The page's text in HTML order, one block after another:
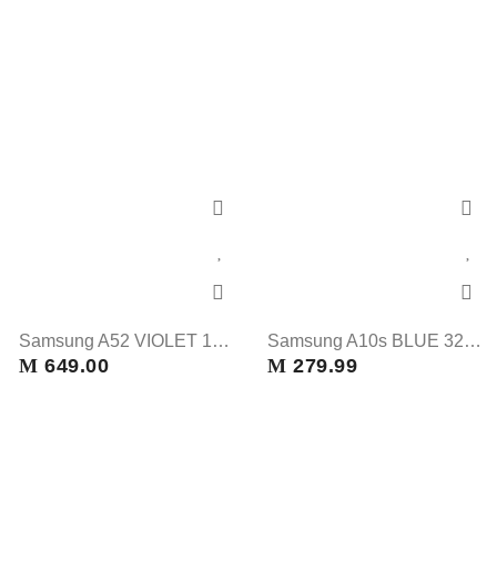
Samsung A52 VIOLET 128 GB
M 649.00
Samsung A10s BLUE 32GB
M 279.99